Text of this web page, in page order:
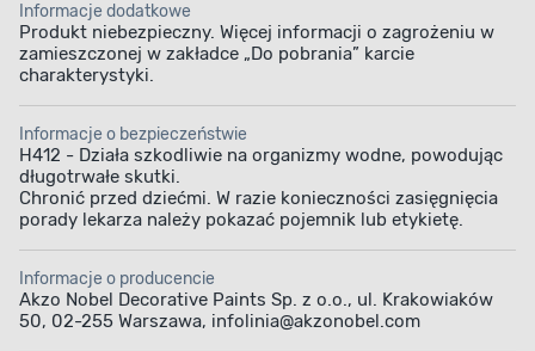
Informacje dodatkowe
Produkt niebezpieczny. Więcej informacji o zagrożeniu w
zamieszczonej w zakładce „Do pobrania” karcie
charakterystyki.
Informacje o bezpieczeństwie
H412 - Działa szkodliwie na organizmy wodne, powodując
długotrwałe skutki.
Chronić przed dziećmi. W razie konieczności zasięgnięcia
porady lekarza należy pokazać pojemnik lub etykietę.
Informacje o producencie
Akzo Nobel Decorative Paints Sp. z o.o., ul. Krakowiaków
50, 02-255 Warszawa, infolinia@akzonobel.com